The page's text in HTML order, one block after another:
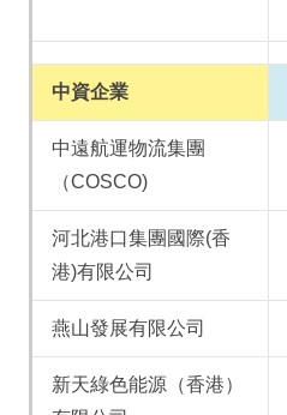
中資企業
中遠航運物流集團
（COSCO)
河北港口集團國際(香
港)有限公司
燕山發展有限公司
新天綠色能源（香港）